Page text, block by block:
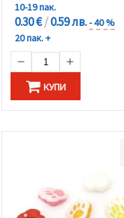
10-19 пак.
0.30 €/0.59 лв.- 40 %
20 пак. +
КУПИ